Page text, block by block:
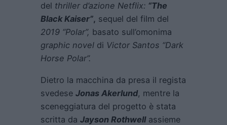
del thriller d’azione Netflix: “The
Black Kaiser”, sequel del film del
2019 “Polar”, basato sull’omonima
graphic novel di Victor Santos “Dark
Horse Polar”.
Dietro la macchina da presa il regista
svedese Jonas Akerlund, mentre la
sceneggiatura del progetto è stata
scritta da Jayson Rothwellassieme